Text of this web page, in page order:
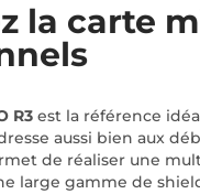
la carte
R3 est la référence
aussi bien aux
de réaliser une
large gamme de